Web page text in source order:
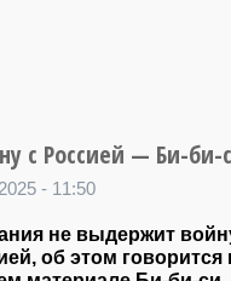
с Россией — Би-би-
- 11:50
не выдержит
об этом говорится